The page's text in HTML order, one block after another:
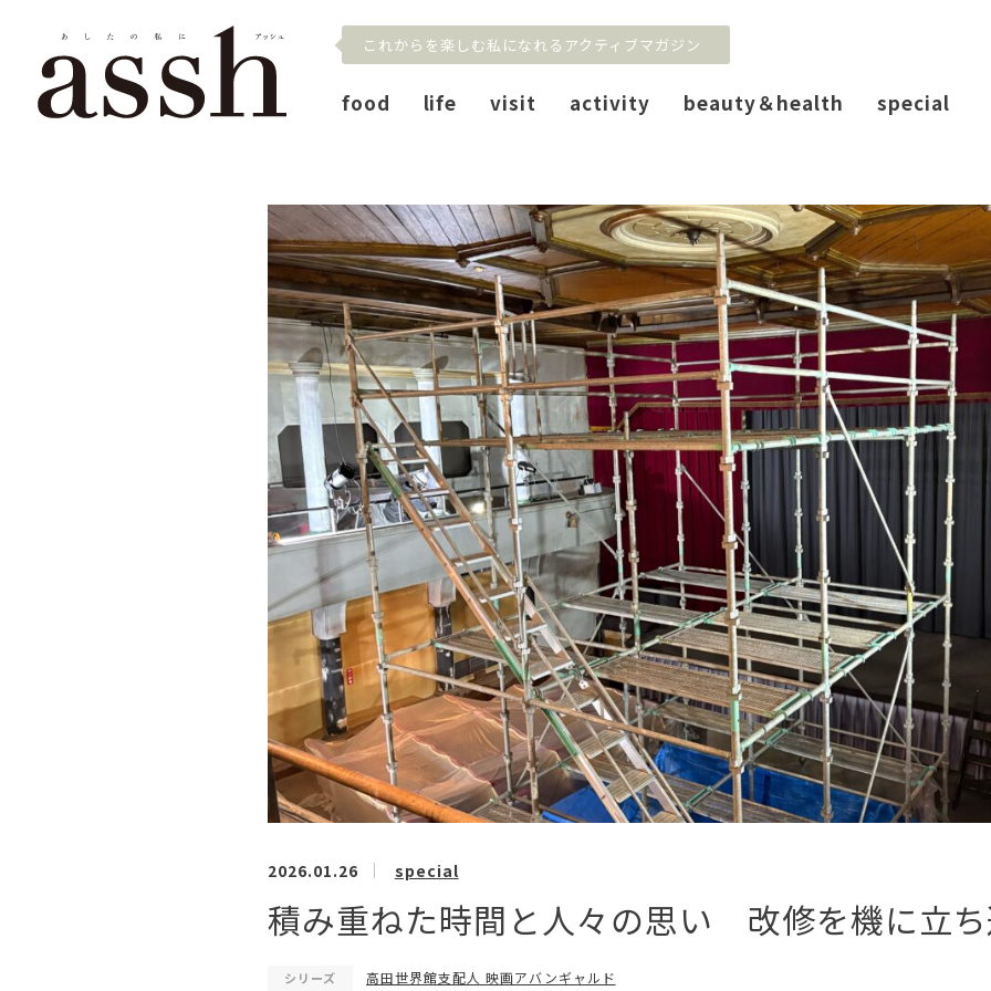
これからを楽しむ私になれるアクティブマガジン
food life visit activity beauty＆health special
2026.01.26 special
積み重ねた時間と人々の思い 改修を機に立
シリーズ 高田世界館支配人 映画アバンギャルド